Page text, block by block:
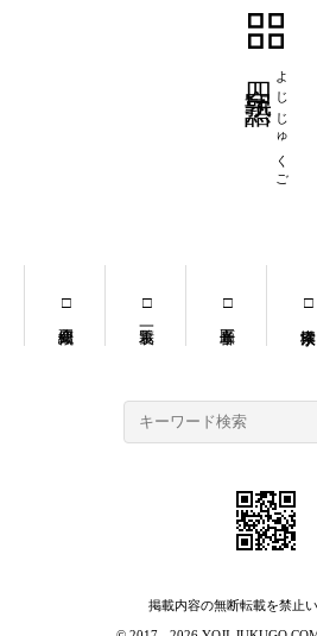
よじじゅくご
掲載内容の無断転載を禁止い